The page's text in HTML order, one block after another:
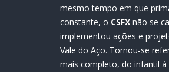
mesmo tempo em que
constante, o CSFX não se
implementou ações e
Vale do Aço. Tornou-se
mais completo, do infantil